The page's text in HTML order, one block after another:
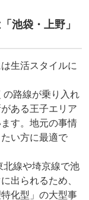
池袋・上野」
生活スタイルに
の路線が乗り入れ
ある王子エリア
す。地元の事情
い方に最適で
北線や埼京線で池
出られるため、
化型」の大型事